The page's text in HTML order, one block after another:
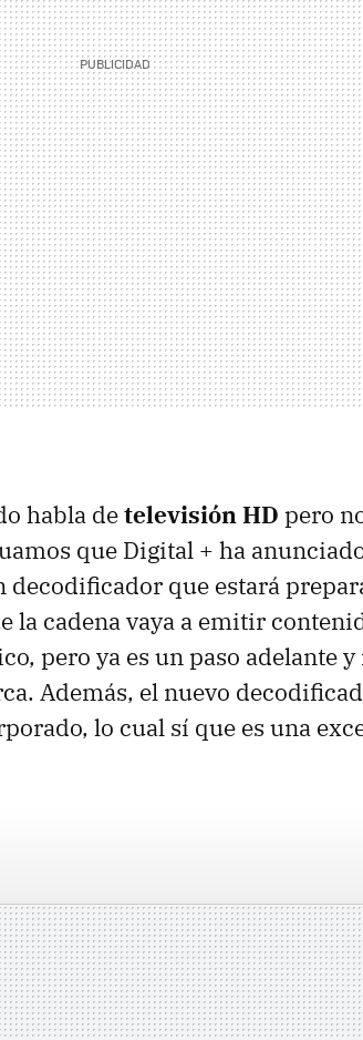
habla detelevisión HD pero
que Digital + ha
decodificador que estará
la cadena vaya a emitir
pero ya es un paso adelante y
Además, el nuevo
lo cual sí que es una